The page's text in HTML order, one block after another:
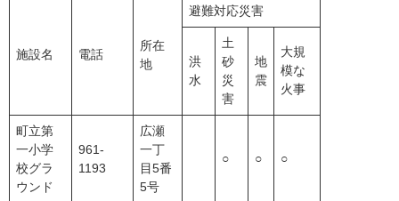
施設名 電話
所在
地
避難対応災害
洪
水
土
砂
災
害
地
震
大規
模な
火事
町立第
一小学
校グラ
ウンド
961-
1193
広瀬
一丁
目5番
5号
○ ○ ○